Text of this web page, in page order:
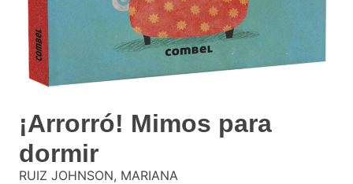
¡Arrorró! Mimos para
dormir
RUIZ JOHNSON, MARIANA